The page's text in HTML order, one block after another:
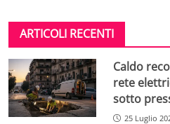
ARTICOLI RECENTI
Caldo
rete
sotto
25 Luglio